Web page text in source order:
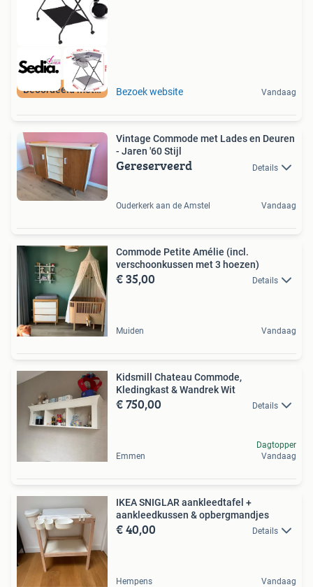
Beoordeeld met 9+ Bezoek website Vandaag
Vintage Commode met Lades en Deuren
- Jaren '60 Stijl
Gereserveerd Details
Ouderkerk aan de Amstel Vandaag
Commode Petite Amélie (incl.
verschoonkussen met 3 hoezen)
€ 35,00 Details
Muiden Vandaag
Kidsmill Chateau Commode,
Kledingkast & Wandrek Wit
€ 750,00 Details
Emmen
Dagtopper
Vandaag
IKEA SNIGLAR aankleedtafel +
aankleedkussen & opbergmandjes
€ 40,00 Details
Hempens Vandaag